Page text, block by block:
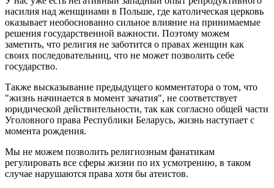
насилия над женщинами в Польше, где католическая церковь
оказывает необоснованно сильное влияние на принимаемые
решения государственной важности. Поэтому можем
заметить, что религия не заботится о правах женщин как
своих последовательниц, что не может позволить себе
государство.
Также высказывание предыдущего комментатора о том, что
"жизнь начинается в момент зачатия", не соответствует
юридической действительности, так как согласно общей части
Уголовного права Республики Беларусь, жизнь наступает с
момента рождения.
Мы не можем позволить религиозным фанатикам
регулировать все сферы жизни по их усмотрению, в таком
случае нарушаются права хотя бы атеистов.